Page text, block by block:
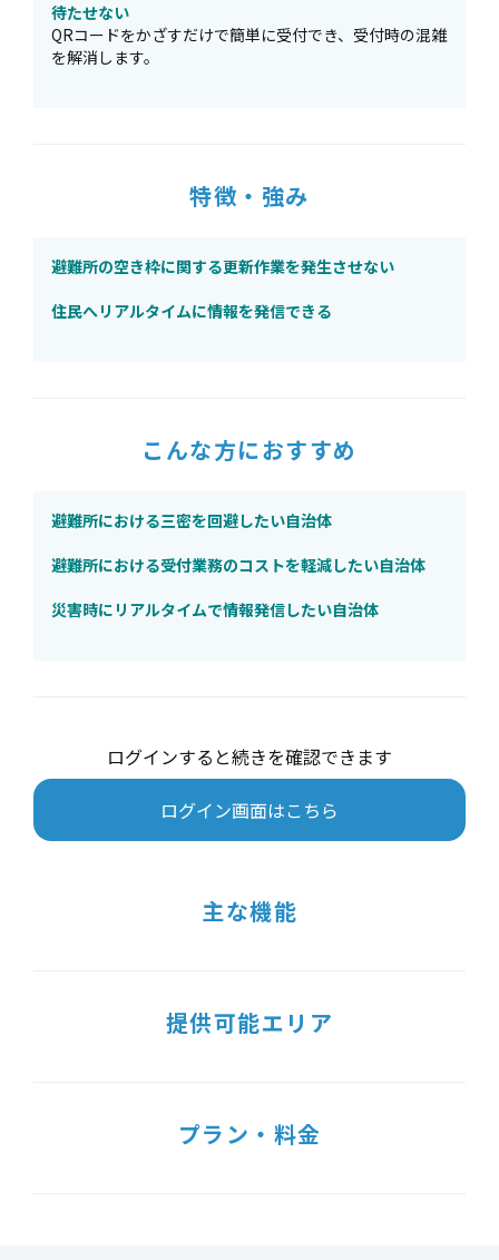
待たせない
QRコードをかざすだけで簡単に受付でき、受付時の混雑
を解消します。
特徴・強み
避難所の空き枠に関する更新作業を発生させない
住民へリアルタイムに情報を発信できる
こんな方におすすめ
避難所における三密を回避したい自治体
避難所における受付業務のコストを軽減したい自治体
災害時にリアルタイムで情報発信したい自治体
ログインすると続きを確認できます
ログイン画面はこちら
主な機能
提供可能エリア
プラン・料金